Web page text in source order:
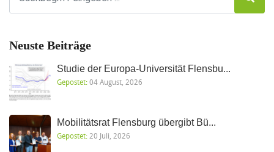
Neuste Beiträge
Studie der Europa-Universität Flensbu...
Gepostet:04 August, 2026
Mobilitätsrat Flensburg übergibt Bü...
Gepostet: 20 Juli, 2026